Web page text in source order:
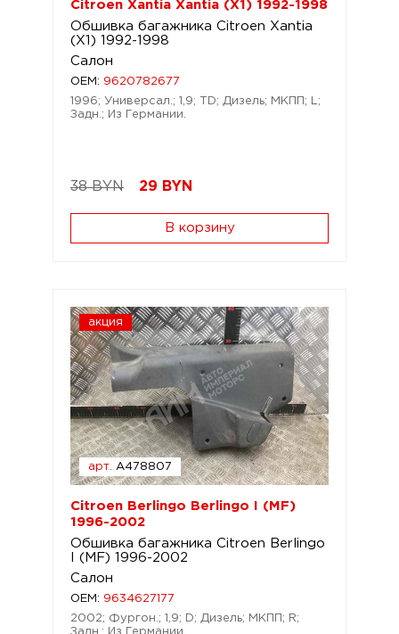
Citroen Xantia Xantia (X1) 1992-1998
Обшивка багажника Citroen Xantia
(X1) 1992-1998
Салон
OEM: 9620782677
1996; Универсал.; 1,9; TD; Дизель; МКПП; L;
Задн.; Из Германии.
38 BYN 29 BYN
В корзину
акция
арт. A478807
Citroen Berlingo Berlingo I (MF)
1996-2002
Обшивка багажника Citroen Berlingo
I (MF) 1996-2002
Салон
OEM: 9634627177
2002; Фургон.; 1,9; D; Дизель; МКПП; R;
Задн.; Из Германии.